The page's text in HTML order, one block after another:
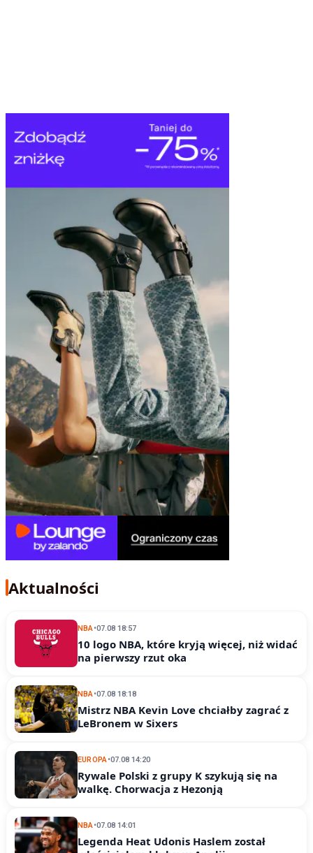
Aktualności
NBA•07.08 18:57
10 logo NBA, które kryją więcej, niż widać
na pierwszy rzut oka
NBA•07.08 18:18
Mistrz NBA Kevin Love chciałby zagrać z
LeBronem w Sixers
EUROPA•07.08 14:20
Rywale Polski z grupy K szykują się na
walkę. Chorwacja z Hezonją
NBA•07.08 14:01
Legenda Heat Udonis Haslem został